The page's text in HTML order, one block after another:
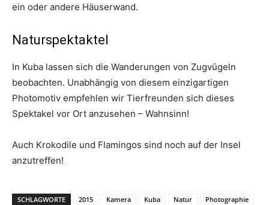
ein oder andere Häuserwand.
Naturspektaktel
In Kuba lassen sich die Wanderungen von Zugvügeln
beobachten. Unabhängig von diesem einzigartigen
Photomotiv empfehlen wir Tierfreunden sich dieses
Spektakel vor Ort anzusehen – Wahnsinn!
Auch Krokodile und Flamingos sind noch auf der Insel
anzutreffen!
SCHLAGWORTE 2015 Kamera Kuba Natur
Photographie